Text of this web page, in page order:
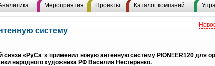
Мероприятия Проекты Каталог компаний
систему
связи «РуСат» применил новую антенную систему PIONEER120 для
народного художника РФ Василия Нестеренко.